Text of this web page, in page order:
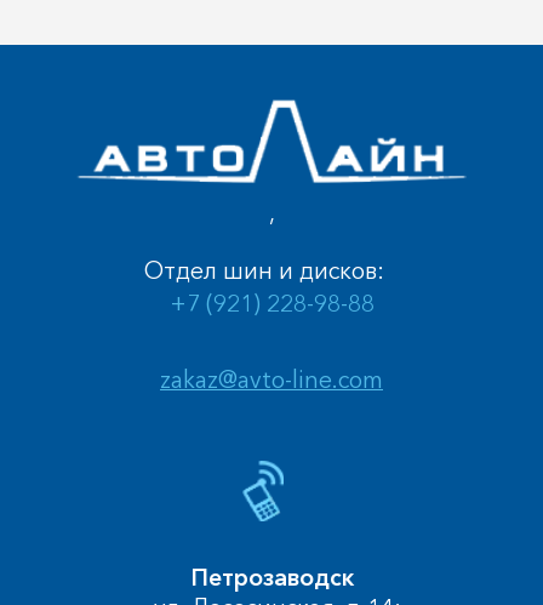
,
zakaz@avto-line.com
Отдел шин и дисков:
+7 (921) 228-98-88
Петрозаводск